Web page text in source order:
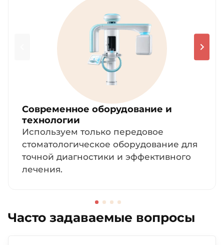
Современное оборудование и
технологии
Используем только передовое
стоматологическое оборудование для
точной диагностики и эффективного
лечения.
Часто задаваемые вопросы